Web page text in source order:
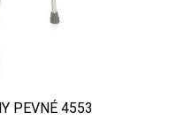
PEVNÉ 4553